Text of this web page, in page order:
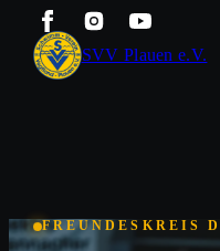
SVV Plauen e.V.
FREUNDESKREIS